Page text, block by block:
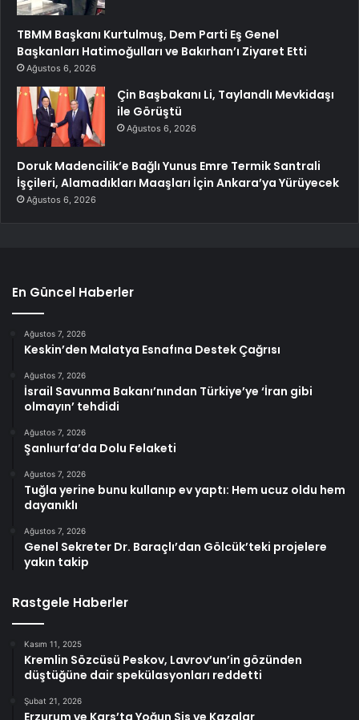
TBMM Başkanı Kurtulmuş, Dem Parti Eş Genel
Başkanları Hatimoğulları ve Bakırhan’ı Ziyaret Etti
Ağustos 6, 2026
Çin Başbakanı Li, Taylandlı Mevkidaşı
ile Görüştü
Ağustos 6, 2026
Doruk Madencilik’e Bağlı Yunus Emre Termik Santrali
İşçileri, Alamadıkları Maaşları İçin Ankara’ya Yürüyecek
Ağustos 6, 2026
En Güncel Haberler
Ağustos 7, 2026
Keskin’den Malatya Esnafına Destek Çağrısı
Ağustos 7, 2026
İsrail Savunma Bakanı’nından Türkiye’ye ‘İran gibi
olmayın’ tehdidi
Ağustos 7, 2026
Şanlıurfa’da Dolu Felaketi
Ağustos 7, 2026
Tuğla yerine bunu kullanıp ev yaptı: Hem ucuz oldu hem
dayanıklı
Ağustos 7, 2026
Genel Sekreter Dr. Baraçlı’dan Gölcük’teki projelere
yakın takip
Rastgele Haberler
Kasım 11, 2025
Kremlin Sözcüsü Peskov, Lavrov’un’in gözünden
düştüğüne dair spekülasyonları reddetti
Şubat 21, 2026